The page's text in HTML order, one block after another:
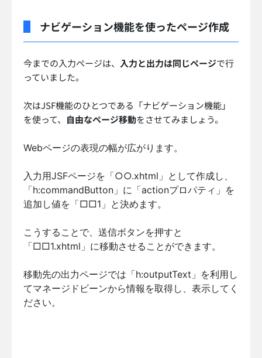
ナビゲーション機能を使ったページ作成
今までの入力ページは、 入力と出力は同じページで行
っていました。
次はJSF機能のひとつである「ナビゲーション機能」
を使って、 自由なページ移動をさせてみましょう。
Webページの表現の幅が広がります。
入力用JSFページを「○○.xhtml」として作成し、
「h:commandButton」に「actionプロパティ」を
追加し値を「□□1」と決めます。
こうすることで、送信ボタンを押すと
「□□1.xhtml」に移動させることができます。
移動先の出力ページでは「h:outputText」を利用し
てマネージドビーンから情報を取得し、表示してく
ださい。